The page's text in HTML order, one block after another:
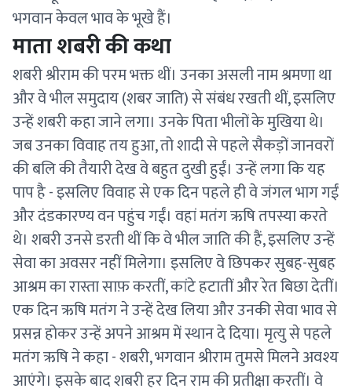
भगवान केवल भाव के भूखे हैं।
माता शबरी की कथा
शबरी श्रीराम की परम भक्त थीं। उनका असली नाम श्रमणा था
और वे भील समुदाय (शबर जाति) से संबंध रखती थीं, इसलिए
उन्हें शबरी कहा जाने लगा। उनके पिता भीलों के मुखिया थे।
जब उनका विवाह तय हुआ, तो शादी से पहले सैकड़ों जानवरों
की बलि की तैयारी देख वे बहुत दुखी हुईं। उन्हें लगा कि यह
पाप है - इसलिए विवाह से एक दिन पहले ही वे जंगल भाग गईं
और दंडकारण्य वन पहुंच गईं। वहां मतंग ऋषि तपस्या करते
थे। शबरी उनसे डरती थीं कि वे भील जाति की हैं, इसलिए उन्हें
सेवा का अवसर नहीं मिलेगा। इसलिए वे छिपकर सुबह-सुबह
आश्रम का रास्ता साफ़ करतीं, कांटे हटातीं और रेत बिछा देतीं।
एक दिन ऋषि मतंग ने उन्हें देख लिया और उनकी सेवा भाव से
प्रसन्न होकर उन्हें अपने आश्रम में स्थान दे दिया। मृत्यु से पहले
मतंग ऋषि ने कहा - शबरी, भगवान श्रीराम तुमसे मिलने अवश्य
आएंगे। इसके बाद शबरी हर दिन राम की प्रतीक्षा करतीं। वे